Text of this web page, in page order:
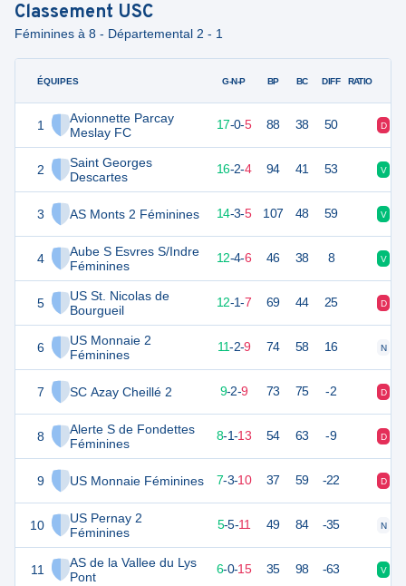
Classement USC
Féminines à 8 - Départemental 2 - 1
ÉQUIPES
1
Avionnette Parcay
Meslay FC
2
Saint Georges
Descartes
3 AS Monts 2 Féminines
4
Aube S Esvres S/Indre
Féminines
5
US St. Nicolas de
Bourgueil
6
US Monnaie 2
Féminines
7 SC Azay Cheillé 2
8
Alerte S de Fondettes
Féminines
9 US Monnaie Féminines
10
US Pernay 2
Féminines
11
AS de la Vallee du Lys
Pont
G-N-P BP BC DIFF RATIO
51 17-0-5 88 38 50 D
16-2-4 94 41 53 V
44 22 14-3-5 107 48 59 V
40 22 12-4-6 46 38 8 V
35 12-1-7 69 44 25 D
11-2-9 74 58 16 N
25 9-2-9 73 75 -2 D
25 22 8-1-13 54 63 -9 D
22 22 7-3-10 37 59 -22 D
5-5-11 49 84 -35 N
17 22 6-0-15 35 98 -63 V